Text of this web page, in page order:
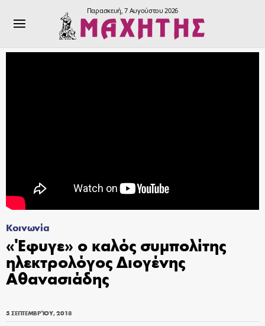
Παρασκευή, 7 Αυγούστου 2026
Κοινωνία
«Έφυγε» ο καλός συμπολίτης
ηλεκτρολόγος Διογένης
Αθανασιάδης
5 ΣΕΠΤΕΜΒΡΊΟΥ, 2018